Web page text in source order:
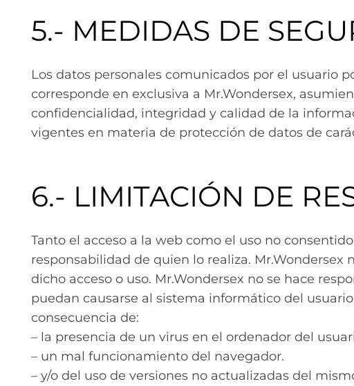
5.- MEDIDAS DE
Los datos personales comunicados por el usuario
corresponde en exclusiva a Mr.Wondersex,
confidencialidad, integridad y calidad de la
vigentes en materia de protección de datos de
6.- LIMITACIÓN DE
Tanto el acceso a la web como el uso no
responsabilidad de quien lo realiza.
dicho acceso o uso. Mr.Wondersex no se hace
puedan causarse al sistema informático del
consecuencia de:
– la presencia de un virus en el ordenador del
– un mal funcionamiento del navegador.
– y/o del uso de versiones no actualizadas del